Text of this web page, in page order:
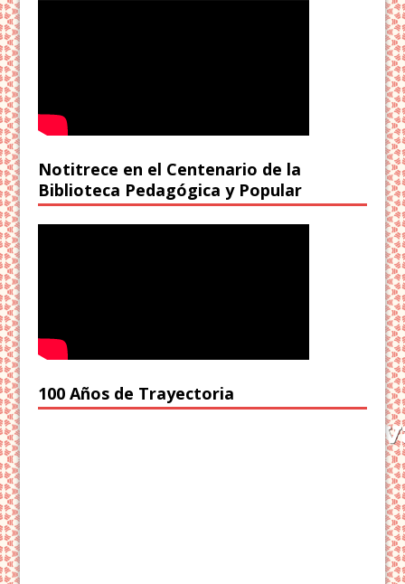
Notitrece en el Centenario de la
Biblioteca Pedagógica y Popular
100 Años de Trayectoria